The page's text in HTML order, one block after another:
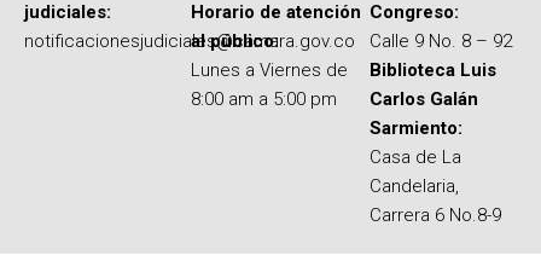
judiciales:
notificacionesjudiciales@camara.gov.co
Horario de atención
al público:
Lunes a Viernes de
8:00 am a 5:00 pm
Congreso:
Calle 9 No. 8 – 92
Biblioteca Luis
Carlos Galán
Sarmiento:
Casa de La
Candelaria,
Carrera 6 No.8-9